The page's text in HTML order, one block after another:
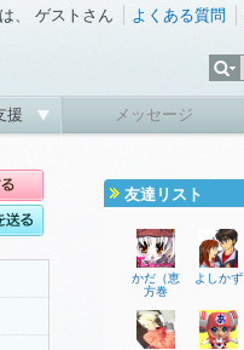
、 ゲストさん よくある質問
援 メッセージ
友達リスト
かだ（恵
方巻
よしかず